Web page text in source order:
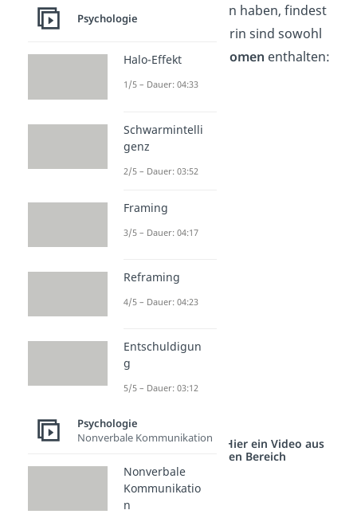
Ärger und Wut
zu tun haben, findest
du in dieser Liste. Darin sind sowohl
Adjektiveals auch Nomen enthalten:
Neid
sauer
wütend
ärgerlich
eifersüchtig
kritisch
genervt
aufgewühlt
Zurückweisung
Studyflix vernetzt: Hier ein Video aus
einem anderen Bereich
Psychologie
Halo-Effekt
1/5 – Dauer: 04:33
Schwarmintelli
genz
2/5 – Dauer: 03:52
Framing
3/5 – Dauer: 04:17
Reframing
4/5 – Dauer: 04:23
Entschuldigun
g
5/5 – Dauer: 03:12
Psychologie
Nonverbale Kommunikation
Nonverbale
Kommunikatio
n